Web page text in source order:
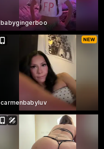
babygingerboo
carmenbabyluv